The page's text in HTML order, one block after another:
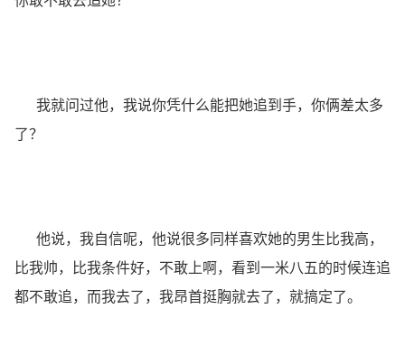
我就问过他，我说你凭什么能把她追到手，你俩差太多
了？
他说，我自信呢，他说很多同样喜欢她的男生比我高，
比我帅，比我条件好，不敢上啊，看到一米八五的时候连追
都不敢追，而我去了，我昂首挺胸就去了，就搞定了。